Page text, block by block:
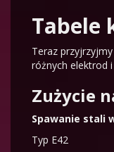
Tabele
Teraz
różnych elektrod
Zużycie
Spawanie stali
Typ E42